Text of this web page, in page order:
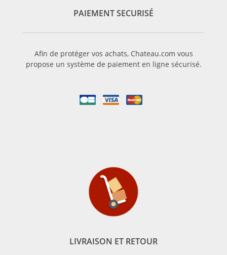
PAIEMENT SECURISÉ
Afin de protéger vos achats, Chateau.com vous
propose un système de paiement en ligne sécurisé.
LIVRAISON ET RETOUR